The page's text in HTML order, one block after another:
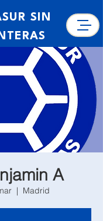
SIN
A
  |
Madrid